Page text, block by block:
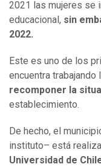
2021 las mujeres se
educacional, sin
2022.
Este es uno de los
encuentra trabajando
recomponer la
establecimiento.
De hecho, el
instituto– está
Universidad de